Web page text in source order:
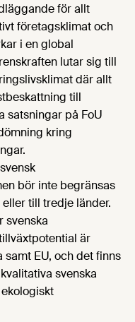
för allt
företagsklimat och
i en global
lutar sig till
där allt
till
satsningar på FoU
kring
bör inte begränsas
till tredje länder.
svenska
är
EU, och det finns
svenska